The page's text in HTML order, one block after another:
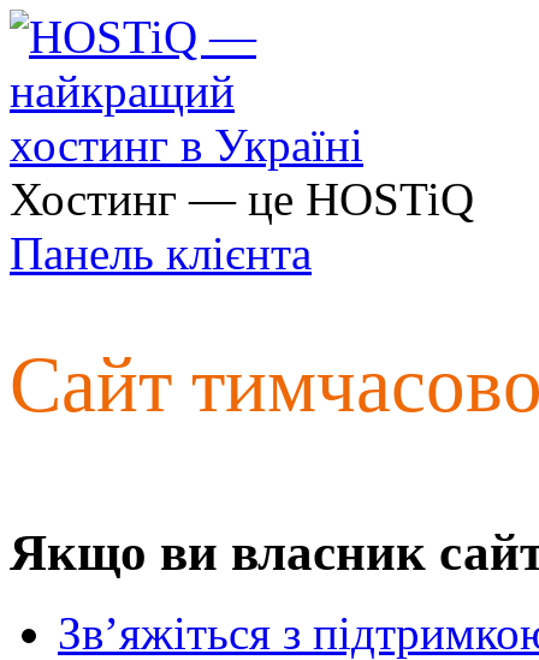
Хостинг — це HOSTiQ
Панель клієнта
Сайт
Якщо ви власник
Зв’яжіться з